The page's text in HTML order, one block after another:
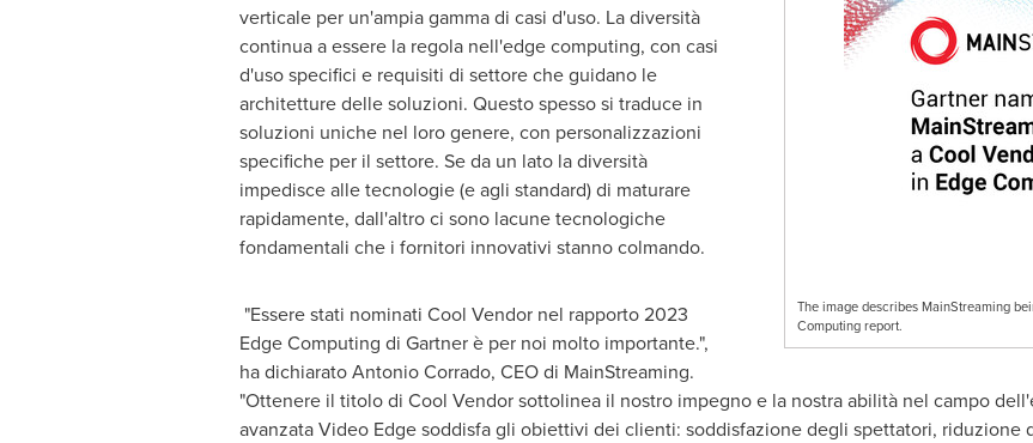
The image describes MainStreaming
Computing report.
verticale per un'ampia gamma di casi d'uso. La diversità
continua a essere la regola nell'edge computing, con casi
d'uso specifici e requisiti di settore che guidano le
architetture delle soluzioni. Questo spesso si traduce in
soluzioni uniche nel loro genere, con personalizzazioni
specifiche per il settore. Se da un lato la diversità
impedisce alle tecnologie (e agli standard) di maturare
rapidamente, dall'altro ci sono lacune tecnologiche
fondamentali che i fornitori innovativi stanno colmando.
"Essere stati nominati Cool Vendor nel rapporto 2023
Edge Computing di Gartner è per noi molto importante.",
ha dichiaratoAntonio Corrado, CEOdi MainStreaming.
"Ottenere il titolo di Cool Vendor sottolinea il nostro impegno e la nostra abilità nel campo
avanzata Video Edge soddisfa gli obiettivi dei clienti: soddisfazione degli spettatori, riduzione